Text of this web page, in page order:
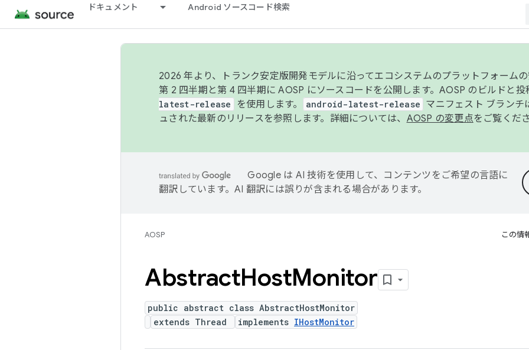
ドキュメント Android ソースコード検索
2026 年より、トランク安定版開発モデルに沿ってエコシステムのプラットフォーム
第 2 四半期と第 4 四半期に AOSP にソースコードを公開します。AOSP のビルドと投
latest-release を使用します。 android-latest-release マニフェスト ブランチ
ュされた最新のリリースを参照します。詳細については、 AOSP の変更点をご覧くだ
Google は AI 技術を使用して、コンテンツをご希望の言語に
翻訳しています。AI 翻訳には誤りが含まれる場合があります。
AOSP この情
AbstractHostMonitor
public abstract class AbstractHostMonitor
extends Thread
implements IHostMonitor